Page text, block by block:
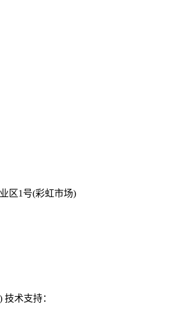
区1号(彩虹市场)
术支持：